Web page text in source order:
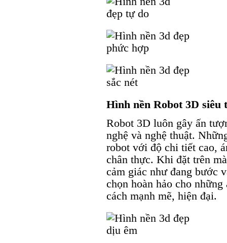
Hình nền Robot 3D
Robot 3D luôn gây ấn
nghệ và nghệ thuật.
robot với độ chi tiết cao,
chân thực. Khi đặt trên
cảm giác như đang bước
chọn hoàn hảo cho
cách mạnh mẽ, hiện đại.